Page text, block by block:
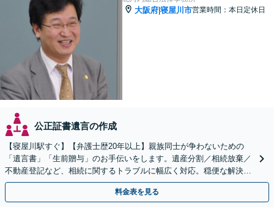
大阪府 寝屋川市営業時間：本日定休日
公正証書遺言の作成
【寝屋川駅すぐ】【弁護士歴20年以上】親族同士が争わないための
「遺言書」「生前贈与」のお手伝いをします。遺産分割／相続放棄／
不動産登記など、相続に関するトラブルに幅広く対応。穏便な解決を
心がけます。【初回相談無料】【夜間・休日の相談可能】
料金表を見る